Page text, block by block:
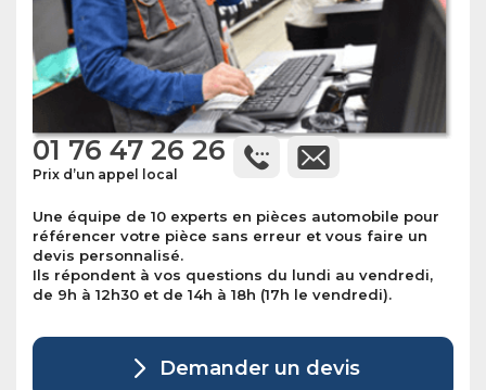
01 76 47 26 26
Prix d’un appel local
Une équipe de 10 experts en pièces automobile pour
référencer votre pièce sans erreur et vous faire un
devis personnalisé.
Ils répondent à vos questions du lundi au vendredi,
de 9h à 12h30 et de 14h à 18h (17h le vendredi).
Demander un devis